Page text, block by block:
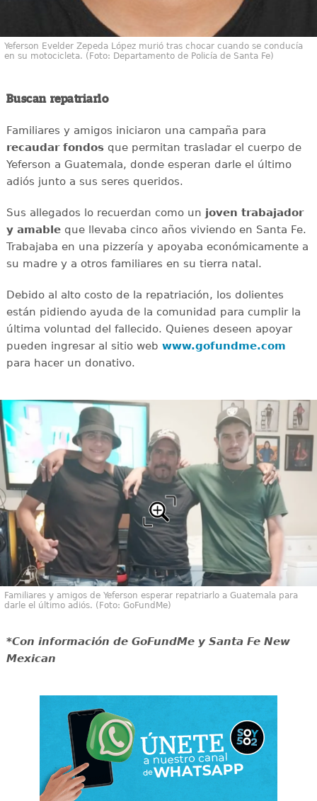
Yeferson Evelder Zepeda López murió tras chocar cuando se conducía
en su motocicleta. (Foto: Departamento de Policía de Santa Fe)
Buscan repatriarlo
Familiares y amigos iniciaron una campaña para
recaudar fondosque permitan trasladar el cuerpo de
Yeferson a Guatemala, donde esperan darle el último
adiós junto a sus seres queridos.
Sus allegados lo recuerdan como un joven trabajador
y amableque llevaba cinco años viviendo en Santa Fe.
Trabajaba en una pizzería y apoyaba económicamente a
su madre y a otros familiares en su tierra natal.
Debido al alto costo de la repatriación, los dolientes
están pidiendo ayuda de la comunidad para cumplir la
última voluntad del fallecido. Quienes deseen apoyar
pueden ingresar al sitio web www.gofundme.com
para hacer un donativo.
Familiares y amigos de Yeferson esperar repatriarlo a Guatemala para
darle el último adiós. (Foto: GoFundMe)
*Con información de GoFundMe y Santa Fe New
Mexican